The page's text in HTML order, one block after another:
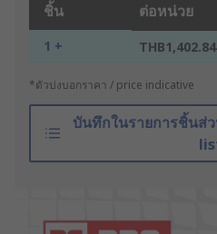
ชิ้น ต่อหน่วย
1 + THB1,402.84
*ตัวบ่งบอกราคา / price indicative
บันทึกในรายการชิ้นส่